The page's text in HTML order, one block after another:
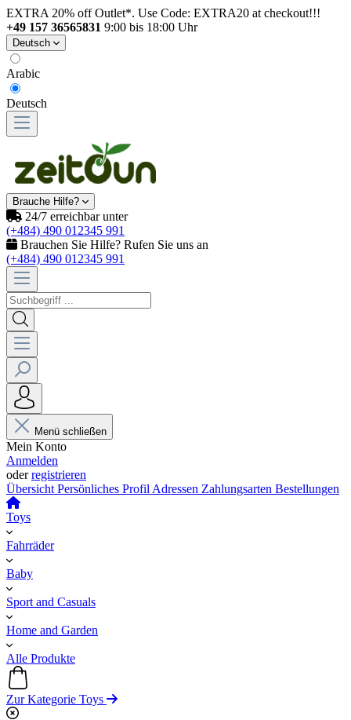
EXTRA 20% off Outlet*. Use Code: EXTRA20 at checkout!!!
+49 157 36565831 9:00 bis 18:00 Uhr
Deutsch
Arabic
Deutsch
Brauche Hilfe?
24/7 erreichbar unter
(+484) 490 012345 991
Brauchen Sie Hilfe? Rufen Sie uns an
(+484) 490 012345 991
Menü schließen
Mein Konto
Anmelden
oderregistrieren
Übersicht Persönliches Profil Adressen Zahlungsarten Bestellungen
Toys
Fahrräder
Baby
Sport and Casuals
Home and Garden
Alle Produkte
Zur Kategorie Toys